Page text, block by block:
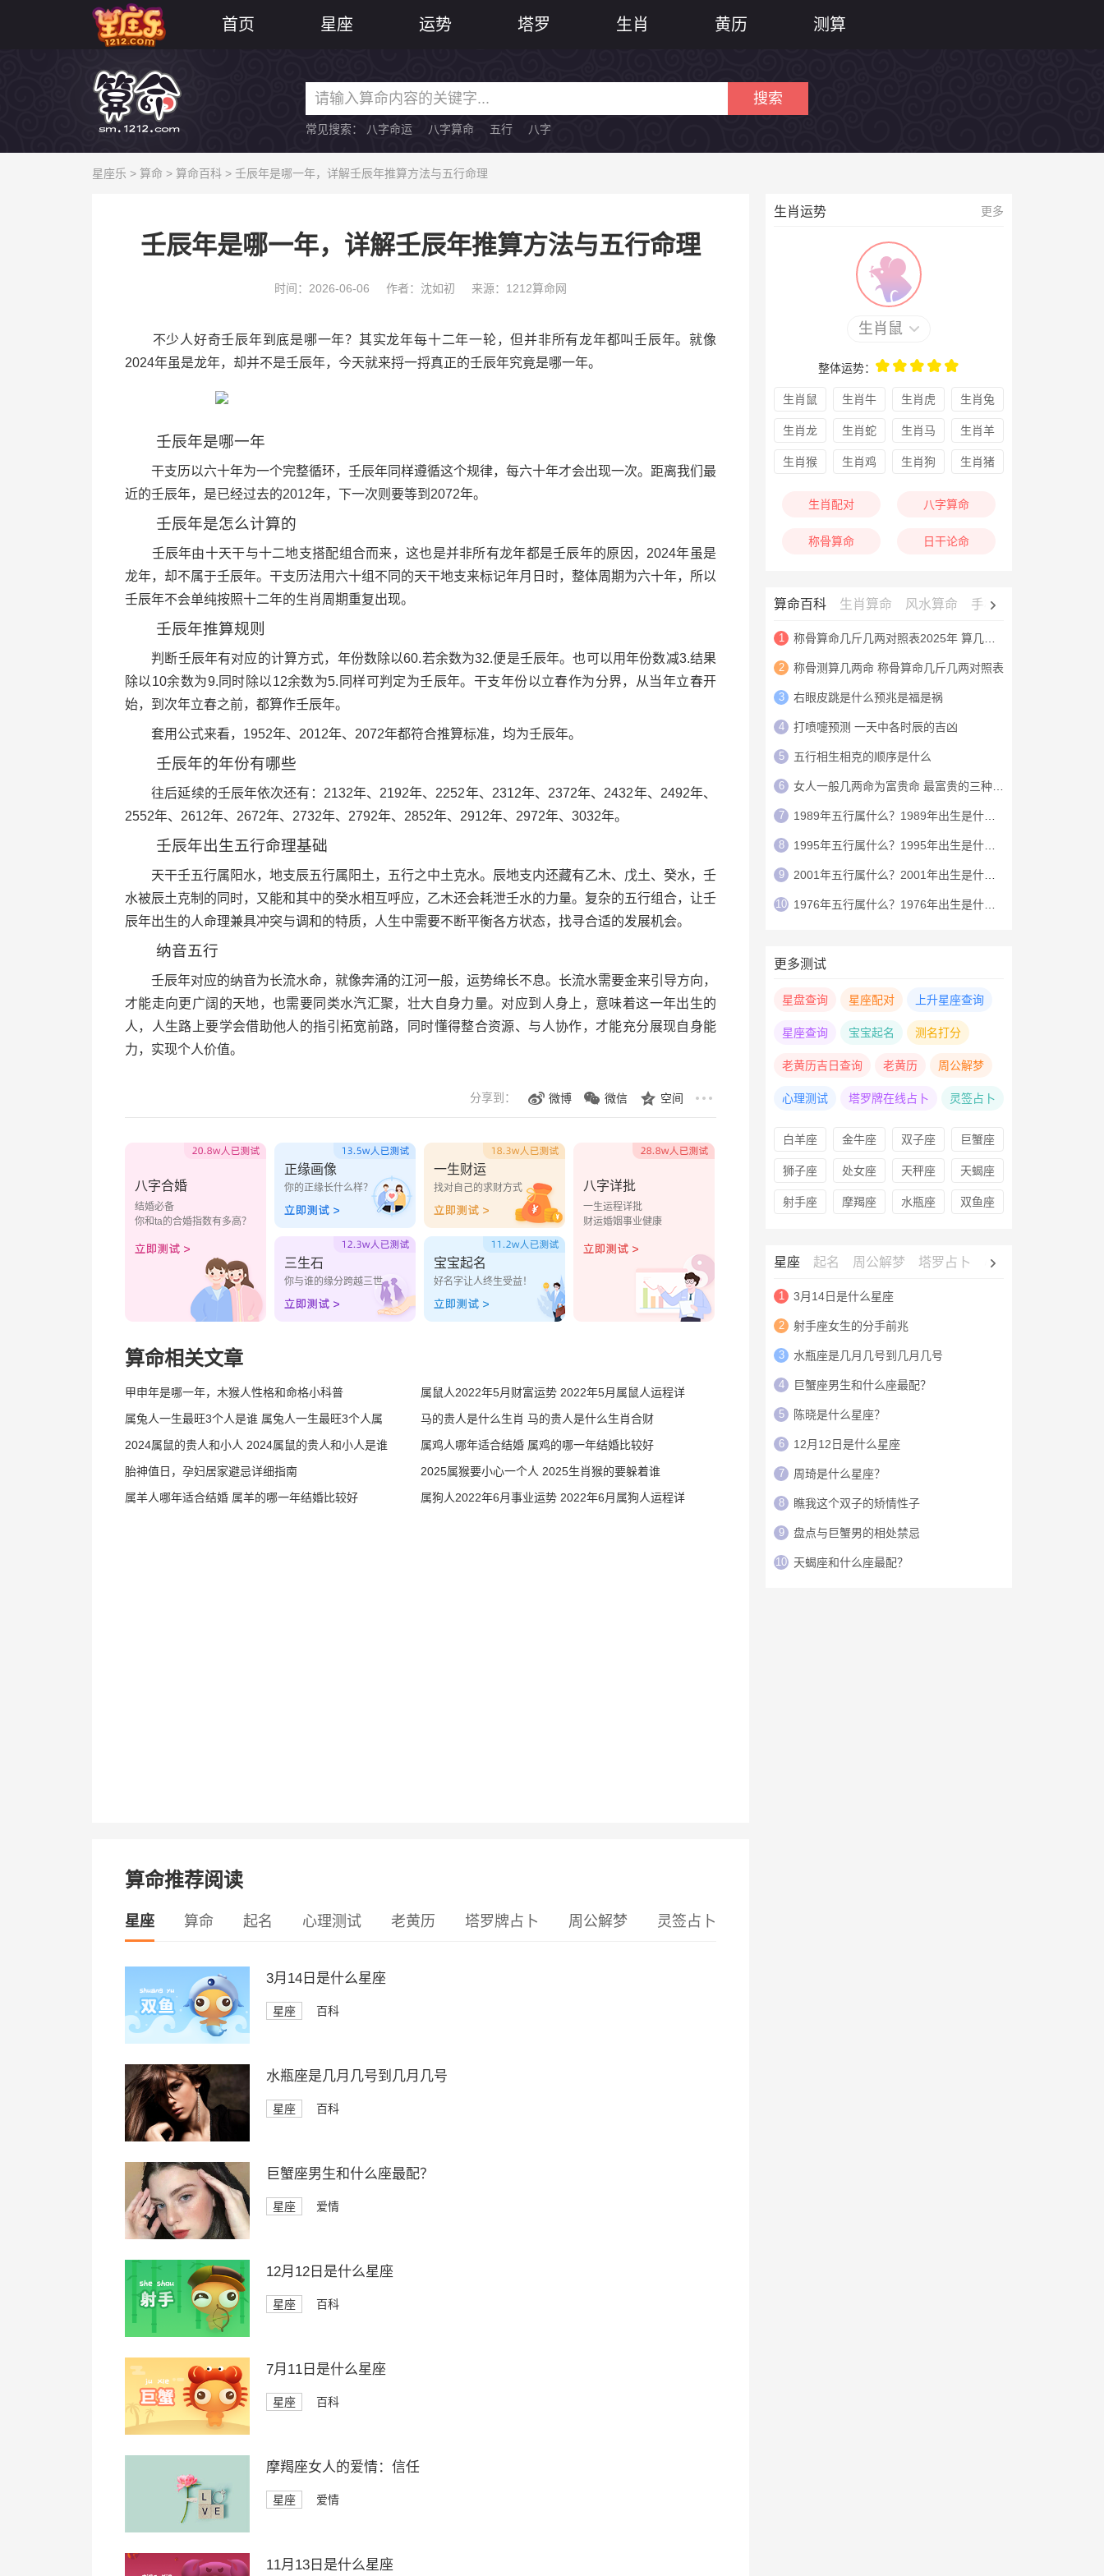
首页 星座 运势 塔罗 生肖 黄历 测算
搜索
常见搜索： 八字命运 八字算命 五行 八字
星座乐 > 算命 > 算命百科 > 壬辰年是哪一年，详解壬辰年推算方法与五行命理
壬辰年是哪一年，详解壬辰年推算方法与五行命理
时间：2026-06-06 作者：沈如初 来源：1212算命网
不少人好奇壬辰年到底是哪一年？其实龙年每十二年一轮，但并非所有龙年都叫壬辰年。就像
2024年虽是龙年，却并不是壬辰年，今天就来捋一捋真正的壬辰年究竟是哪一年。
壬辰年是哪一年
干支历以六十年为一个完整循环，壬辰年同样遵循这个规律，每六十年才会出现一次。距离我们最
近的壬辰年，是已经过去的2012年，下一次则要等到2072年。
壬辰年是怎么计算的
壬辰年由十天干与十二地支搭配组合而来，这也是并非所有龙年都是壬辰年的原因，2024年虽是
龙年，却不属于壬辰年。干支历法用六十组不同的天干地支来标记年月日时，整体周期为六十年，所以
壬辰年不会单纯按照十二年的生肖周期重复出现。
壬辰年推算规则
判断壬辰年有对应的计算方式，年份数除以60.若余数为32.便是壬辰年。也可以用年份数减3.结果
除以10余数为9.同时除以12余数为5.同样可判定为壬辰年。干支年份以立春作为分界，从当年立春开
始，到次年立春之前，都算作壬辰年。
套用公式来看，1952年、2012年、2072年都符合推算标准，均为壬辰年。
壬辰年的年份有哪些
往后延续的壬辰年依次还有：2132年、2192年、2252年、2312年、2372年、2432年、2492年、
2552年、2612年、2672年、2732年、2792年、2852年、2912年、2972年、3032年。
壬辰年出生五行命理基础
天干壬五行属阳水，地支辰五行属阳土，五行之中土克水。辰地支内还藏有乙木、戊土、癸水，壬
水被辰土克制的同时，又能和其中的癸水相互呼应，乙木还会耗泄壬水的力量。复杂的五行组合，让壬
辰年出生的人命理兼具冲突与调和的特质，人生中需要不断平衡各方状态，找寻合适的发展机会。
纳音五行
壬辰年对应的纳音为长流水命，就像奔涌的江河一般，运势绵长不息。长流水需要金来引导方向，
才能走向更广阔的天地，也需要同类水汽汇聚，壮大自身力量。对应到人身上，意味着这一年出生的
人，人生路上要学会借助他人的指引拓宽前路，同时懂得整合资源、与人协作，才能充分展现自身能
力，实现个人价值。
分享到： 微博 微信 空间
八字合婚
结婚必备
你和ta的合婚指数有多高？
正缘画像
你的正缘长什么样？
一生财运
找对自己的求财方式
三生石
你与谁的缘分跨越三世
宝宝起名
好名字让人终生受益！
八字详批
一生运程详批
财运婚姻事业健康
算命相关文章
甲申年是哪一年，木猴人性格和命格小科普
属鼠人2022年5月财富运势 2022年5月属鼠人运程详
解
属兔人一生最旺3个人是谁 属兔人一生最旺3个人属
相
马的贵人是什么生肖 马的贵人是什么生肖合财
2024属鼠的贵人和小人 2024属鼠的贵人和小人是谁
呢
属鸡人哪年适合结婚 属鸡的哪一年结婚比较好
胎神值日，孕妇居家避忌详细指南
2025属猴要小心一个人 2025生肖猴的要躲着谁
属羊人哪年适合结婚 属羊的哪一年结婚比较好
属狗人2022年6月事业运势 2022年6月属狗人运程详
算命推荐阅读
星座 算命 起名 心理测试 老黄历 塔罗牌占卜 周公解梦 灵签占卜
3月14日是什么星座
星座 百科
水瓶座是几月几号到几月几号
星座 百科
巨蟹座男生和什么座最配？
星座 爱情
12月12日是什么星座
星座 百科
7月11日是什么星座
星座 百科
摩羯座女人的爱情：信任
星座 爱情
11月13日是什么星座
生肖运势 更多
生肖鼠
整体运势：
生肖鼠 生肖牛 生肖虎 生肖兔
生肖龙 生肖蛇 生肖马 生肖羊
生肖猴 生肖鸡 生肖狗 生肖猪
生肖配对 八字算命
称骨算命 日干论命
算命百科 生肖算命 风水算命 手相算命
1 称骨算命几斤几两对照表2025年 算几斤几两命对照表
2 称骨测算几两命 称骨算命几斤几两对照表
3 右眼皮跳是什么预兆是福是祸
4 打喷嚏预测 一天中各时辰的吉凶
5 五行相生相克的顺序是什么
6 女人一般几两命为富贵命 最富贵的三种称骨命
7 1989年五行属什么？1989年出生是什么命？
8 1995年五行属什么？1995年出生是什么命？
9 2001年五行属什么？2001年出生是什么命？
10 1976年五行属什么？1976年出生是什么命？
更多测试
星盘查询 星座配对 上升星座查询
星座查询 宝宝起名 测名打分
老黄历吉日查询 老黄历 周公解梦
心理测试 塔罗牌在线占卜 灵签占卜
白羊座 金牛座 双子座 巨蟹座
狮子座 处女座 天秤座 天蝎座
射手座 摩羯座 水瓶座 双鱼座
星座 起名 周公解梦 塔罗占卜 心理测试
1 3月14日是什么星座
2 射手座女生的分手前兆
3 水瓶座是几月几号到几月几号
4 巨蟹座男生和什么座最配？
5 陈晓是什么星座？
6 12月12日是什么星座
7 周琦是什么星座？
8 瞧我这个双子的矫情性子
9 盘点与巨蟹男的相处禁忌
10 天蝎座和什么座最配？